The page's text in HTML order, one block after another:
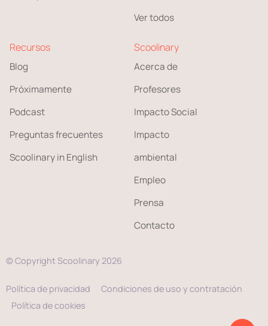
Ver todos
Recursos
Blog
Próximamente
Podcast
Preguntas frecuentes
Scoolinary in English
Scoolinary
Acerca de
Profesores
Impacto Social
Impacto
ambiental
Empleo
Prensa
Contacto
© Copyright Scoolinary 2026
Política de privacidad
Condiciones de uso y contratación
Política de cookies